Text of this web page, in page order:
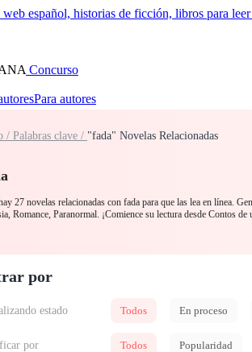
Concurso
Para autores
lobo
/ Palabras clave / "fada" Novelas Relacionadas
27 novelas relacionadas con fada para que las lea en línea.
Romance, Paranormal. ¡Comience su lectura desde Contos
por
estado Todos En proceso
por Todos Popularidad